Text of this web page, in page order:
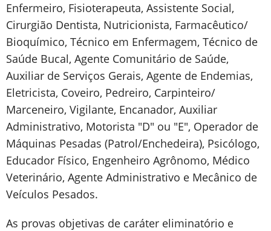
Enfermeiro, Fisioterapeuta, Assistente Social,
Cirurgião Dentista, Nutricionista, Farmacêutico/
Bioquímico, Técnico em Enfermagem, Técnico de
Saúde Bucal, Agente Comunitário de Saúde,
Auxiliar de Serviços Gerais, Agente de Endemias,
Eletricista, Coveiro, Pedreiro, Carpinteiro/
Marceneiro, Vigilante, Encanador, Auxiliar
Administrativo, Motorista "D" ou "E", Operador de
Máquinas Pesadas (Patrol/Enchedeira), Psicólogo,
Educador Físico, Engenheiro Agrônomo, Médico
Veterinário, Agente Administrativo e Mecânico de
Veículos Pesados.
As provas objetivas de caráter eliminatório e